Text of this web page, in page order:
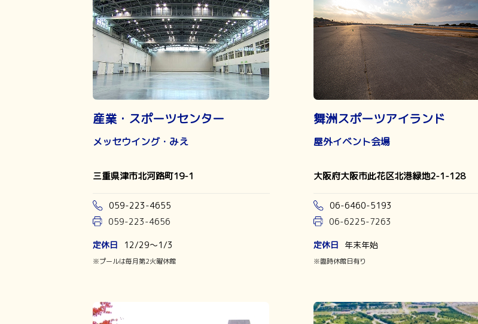
産業・スポーツセンター
メッセウイング・みえ
三重県津市北河路町19-1
059-223-4655
059-223-4656
定休日 12/29～1/3
※プールは毎月第2火曜休館
舞洲スポーツアイランド
屋外イベント会場
大阪府大阪市此花区北港緑地2-1-128
06-6460-5193
06-6225-7263
定休日 年末年始
※臨時休館日有り